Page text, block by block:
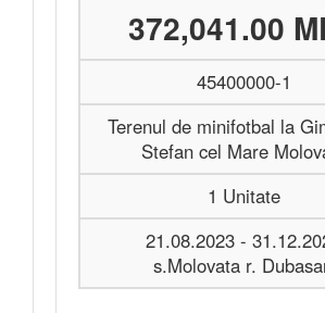
372,041.00
45400000-1
Terenul de minifotbal la
Stefan cel Mare
1 Unitate
21.08.2023 -
s.Molovata r.